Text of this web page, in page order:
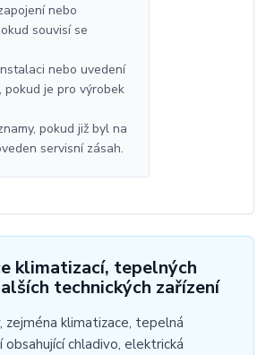
nebo
souvisí se
nebo uvedení
pokud je pro výrobek
pokud již byl na
servisní zásah.
klimatizací, tepelných
technických zařízení
zejména klimatizace, tepelná
obsahující chladivo, elektrická